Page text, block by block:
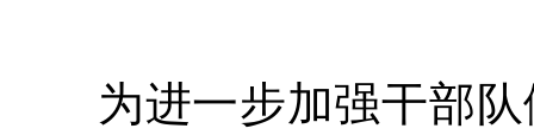
为进一步加强干部